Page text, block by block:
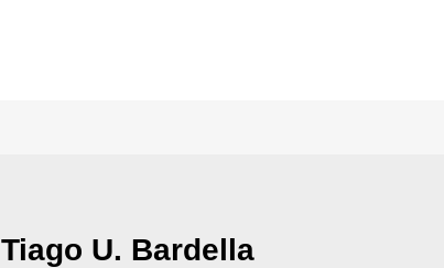
Tiago U. Bardella